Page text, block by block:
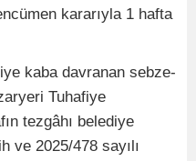
kararıyla 1 hafta
kaba davranan sebze-
Tuhafiye
tezgâhı belediye
ve 2025/478 sayılı